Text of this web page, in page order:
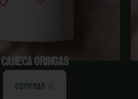
CANECA GRINGAS
COMPRAR